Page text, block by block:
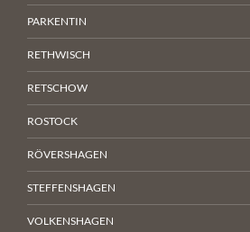
PARKENTIN
RETHWISCH
RETSCHOW
ROSTOCK
RÖVERSHAGEN
STEFFENSHAGEN
VOLKENSHAGEN